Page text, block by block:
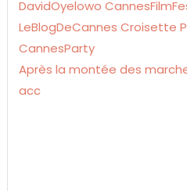
Après la montée des
acc